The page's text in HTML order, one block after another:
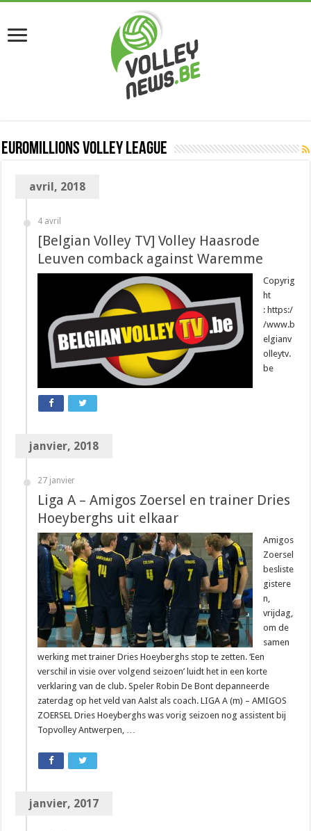
EuroMillions Volley League
avril, 2018
4 avril
[Belgian Volley TV] Volley Haasrode
Leuven comback against Waremme
Copyrig
ht
: https:/
/www.b
elgianv
olleytv.
be
janvier, 2018
27 janvier
Liga A – Amigos Zoersel en trainer Dries
Hoeyberghs uit elkaar
Amigos
Zoersel
besliste
gistere
n,
vrijdag,
om de
samen
werking met trainer Dries Hoeyberghs stop te zetten. ‘Een
verschil in visie over volgend seizoen’ luidt het in een korte
verklaring van de club. Speler Robin De Bont depanneerde
zaterdag op het veld van Aalst als coach. LIGA A (m) – AMIGOS
ZOERSEL Dries Hoeyberghs was vorig seizoen nog assistent bij
Topvolley Antwerpen, …
janvier, 2017